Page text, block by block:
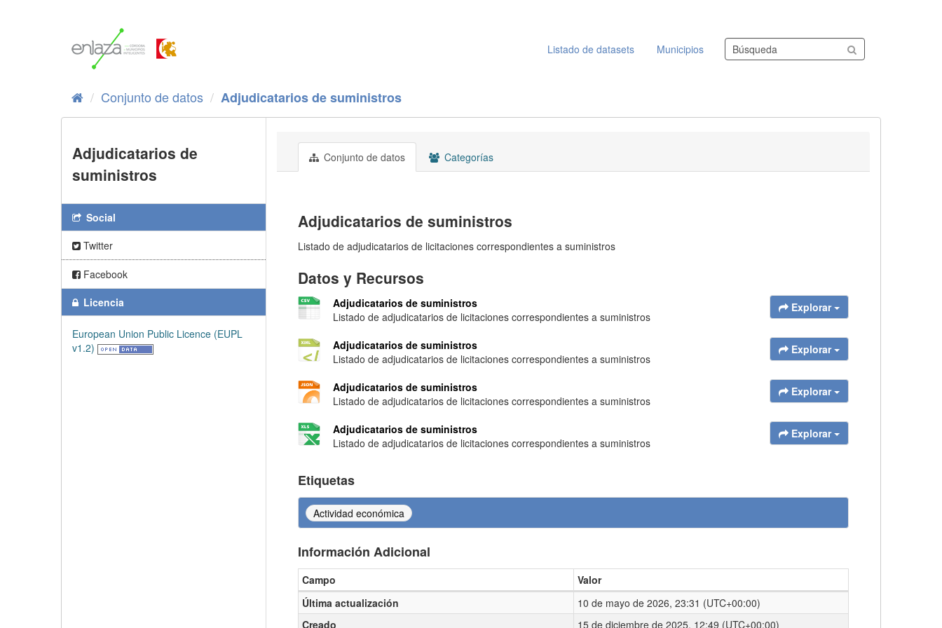
Listado de datasets
Municipios Buscar conjuntos de datos
Conjunto de datos Adjudicatarios de suministros
Adjudicatarios de
suministros
Social
Twitter
Facebook
Licencia
European Union Public Licence (EUPL
v1.2)
Conjunto de datos Categorías
Adjudicatarios de suministros
Listado de adjudicatarios de licitaciones correspondientes a suministros
Datos y Recursos
Adjudicatarios de suministros
Listado de adjudicatarios de licitaciones correspondientes a suministros
Explorar
Adjudicatarios de suministros
Listado de adjudicatarios de licitaciones correspondientes a suministros
Explorar
Adjudicatarios de suministros
Listado de adjudicatarios de licitaciones correspondientes a suministros
Explorar
Adjudicatarios de suministros
Listado de adjudicatarios de licitaciones correspondientes a suministros
Explorar
Etiquetas
Actividad económica
Información Adicional
Información Adicional
Campo
Valor
Última actualización
10 de mayo de 2026, 23:31 (UTC+00:00)
Creado
15 de diciembre de 2025, 12:49 (UTC+00:00)